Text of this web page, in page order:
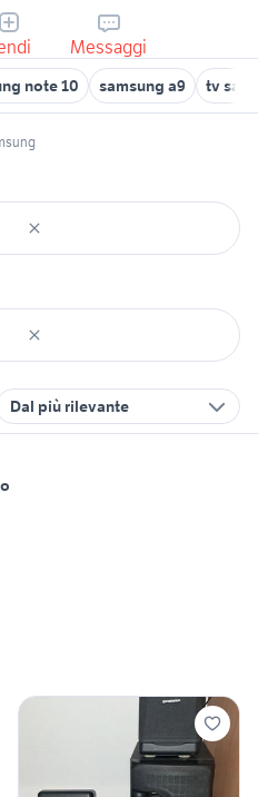
Messaggi
note 10 samsung a9 tv
Dal più rilevante